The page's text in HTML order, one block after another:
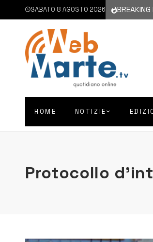
SABATO 8 AGOSTO 2026 BREAKING
HOME NOTIZIE
Protocollo